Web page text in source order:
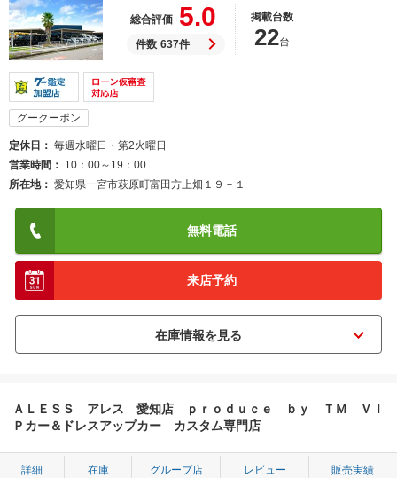
総合評価 5.0
件数 637件
掲載台数
22台
グークーポン
定休日
毎週水曜日・第2火曜日
営業時間
10：00～19：00
所在地
愛知県一宮市萩原町富田方上畑１９－１
無料電話
来店予約
ＡＬＥＳＳ アレス 愛知店 ｐｒｏｄｕｃｅ ｂｙ ＴＭ ＶＩ
Ｐカー＆ドレスアップカー カスタム専門店
詳細 在庫 グループ店 レビュー 販売実績